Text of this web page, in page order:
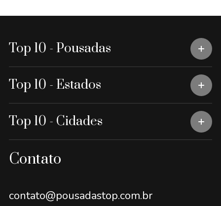
Top 10 - Pousadas
Top 10 - Estados
Top 10 - Cidades
Contato
contato@pousadastop.com.br